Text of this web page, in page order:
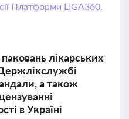
Платформи LIGA360.
лікарських
а також
в Україні